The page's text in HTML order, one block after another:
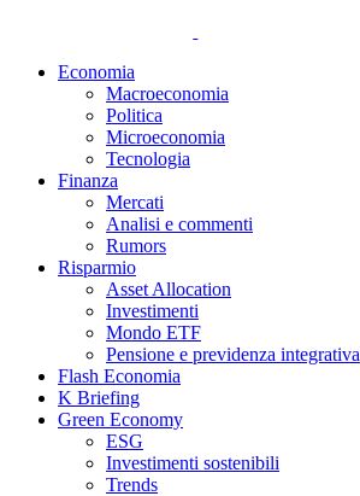
Economia
Macroeconomia
Politica
Microeconomia
Tecnologia
Finanza
Mercati
Analisi e commenti
Rumors
Risparmio
Asset Allocation
Investimenti
Mondo ETF
Pensione e previdenza integrativa
Flash Economia
K Briefing
Green Economy
ESG
Investimenti sostenibili
Trends